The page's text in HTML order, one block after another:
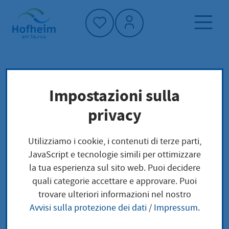
Home"
Pagina iniziale
Trova servizi
Preoccupazioni locali
Parkausweis für schwerbehinderte Menschen
Parkausweis für
schwerbehinderte
Impostazioni sulla
privacy
Utilizziamo i cookie, i contenuti di terze parti,
JavaScript e tecnologie simili per ottimizzare
la tua esperienza sul sito web. Puoi decidere
quali categorie accettare e approvare. Puoi
trovare ulteriori informazioni nel nostro
Avvisi sulla protezione dei dati/ Impressum.